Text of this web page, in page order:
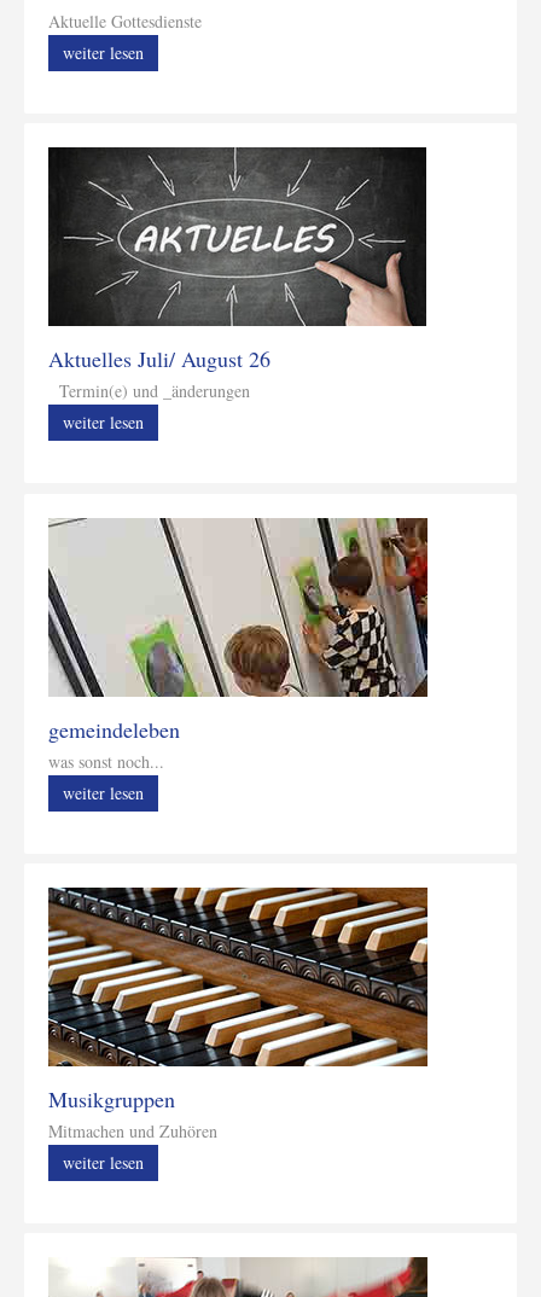
Aktuelle Gottesdienste
weiter lesen
Aktuelles Juli/ August 26
Termin(e) und _änderungen
weiter lesen
gemeindeleben
was sonst noch...
weiter lesen
Musikgruppen
Mitmachen und Zuhören
weiter lesen